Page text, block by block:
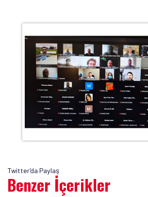
Twitter'da Paylaş
Benzer İçerikler